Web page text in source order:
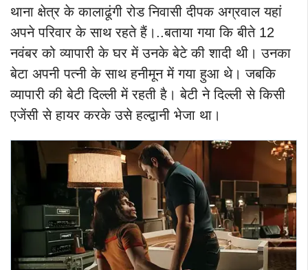
थाना क्षेत्र के कालाढूंगी रोड निवासी दीपक अग्रवाल यहां
अपने परिवार के साथ रहते हैं।..बताया गया कि बीते 12
नवंबर को व्यापारी के घर में उनके बेटे की शादी थी। उनका
बेटा अपनी पत्नी के साथ हनीमून में गया हुआ थे। जबकि
व्यापारी की बेटी दिल्ली में रहती है। बेटी ने दिल्ली से किसी
एजेंसी से हायर करके उसे हल्द्वानी भेजा था।